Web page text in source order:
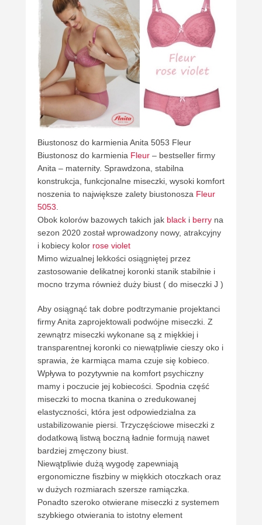
Biustonosz do karmienia Anita 5053 Fleur
Biustonosz do karmienia Fleur – bestseller firmy
Anita – maternity. Sprawdzona, stabilna
konstrukcja, funkcjonalne miseczki, wysoki komfort
noszenia to największe zalety biustonosza Fleur
5053.
Obok kolorów bazowych takich jak black i berry na
sezon 2020 został wprowadzony nowy, atrakcyjny
i kobiecy kolor rose violet
Mimo wizualnej lekkości osiągniętej przez
zastosowanie delikatnej koronki stanik stabilnie i
mocno trzyma również duży biust ( do miseczki J )
Aby osiągnąć tak dobre podtrzymanie projektanci
firmy Anita zaprojektowali podwójne miseczki. Z
zewnątrz miseczki wykonane są z miękkiej i
transparentnej koronki co niewątpliwie cieszy oko i
sprawia, że karmiąca mama czuje się kobieco.
Wpływa to pozytywnie na komfort psychiczny
mamy i poczucie jej kobiecości. Spodnia część
miseczki to mocna tkanina o zredukowanej
elastyczności, która jest odpowiedzialna za
ustabilizowanie piersi. Trzyczęściowe miseczki z
dodatkową listwą boczną ładnie formują nawet
bardziej zmęczony biust.
Niewątpliwie dużą wygodę zapewniają
ergonomiczne fiszbiny w miękkich otoczkach oraz
w dużych rozmiarach szersze ramiączka.
Ponadto szeroko otwierane miseczki z systemem
szybkiego otwierania to istotny element